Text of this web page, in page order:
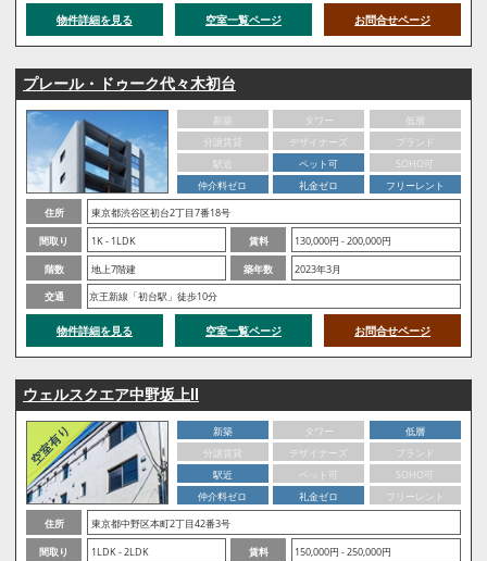
物件詳細を見る 空室一覧ページ お問合せページ
プレール・ドゥーク代々木初台
新築 タワー
低層
分譲賃貸
デザイナーズ
ブランド
駅近
ペット可
SOHO可
仲介料ゼロ
礼金ゼロ
フリーレント
住所
東京都渋谷区初台2丁目7番18号
間取り
1K - 1LDK 賃料
130,000円 - 200,000円
階数
地上7階建 築年数
2023年3月
交通
京王新線「初台駅」徒歩10分
物件詳細を見る 空室一覧ページ お問合せページ
ウェルスクエア中野坂上Ⅱ
新築 タワー
低層
分譲賃貸
デザイナーズ
ブランド
駅近
ペット可
SOHO可
仲介料ゼロ
礼金ゼロ
フリーレント
住所
東京都中野区本町2丁目42番3号
間取り
1LDK - 2LDK 賃料
150,000円 - 250,000円